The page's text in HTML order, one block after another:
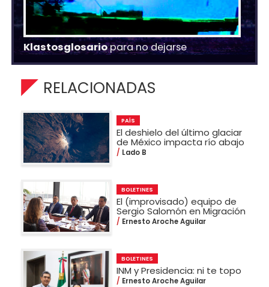
Klastosglosariopara no dejarse
RELACIONADAS
PAÍS
El deshielo del último glaciar
de México impacta río abajo
Lado B
BOLETINES
El (improvisado) equipo de
Sergio Salomón en Migración
Ernesto Aroche Aguilar
BOLETINES
INM y Presidencia: ni te topo
Ernesto Aroche Aguilar